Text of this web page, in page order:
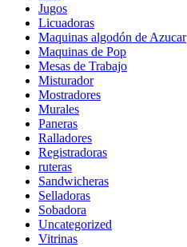
Jugos
Licuadoras
Maquinas algodón de Azucar
Maquinas de Pop
Mesas de Trabajo
Misturador
Mostradores
Murales
Paneras
Ralladores
Registradoras
ruteras
Sandwicheras
Selladoras
Sobadora
Uncategorized
Vitrinas